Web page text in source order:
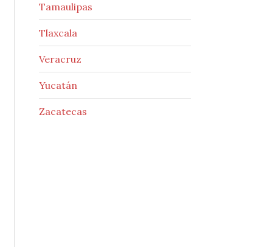
Tamaulipas
Tlaxcala
Veracruz
Yucatán
Zacatecas